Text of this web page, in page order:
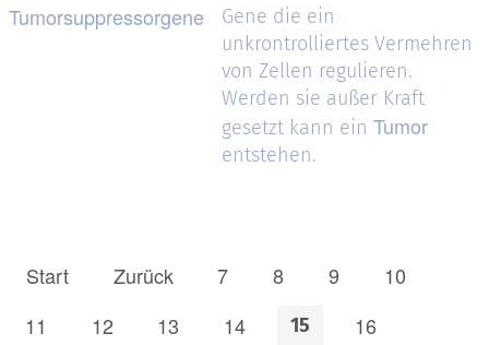
Tumorsuppressorgene
Gene die ein
unkrontrolliertes Vermehren
von Zellen regulieren.
Werden sie außer Kraft
gesetzt kann ein Tumor
entstehen.
Start Zurück 7 8 9
10
11
12 13 14 15 16